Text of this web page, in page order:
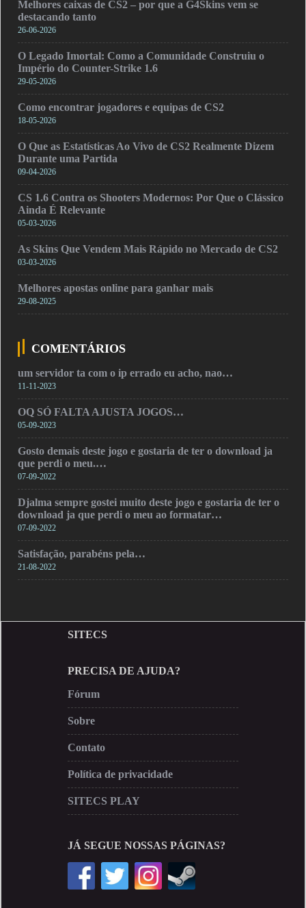
Melhores caixas de CS2 – por que a G4Skins vem se
destacando tanto
26-06-2026
O Legado Imortal: Como a Comunidade Construiu o
Império do Counter-Strike 1.6
29-05-2026
Como encontrar jogadores e equipas de CS2
18-05-2026
O Que as Estatísticas Ao Vivo de CS2 Realmente Dizem
Durante uma Partida
09-04-2026
CS 1.6 Contra os Shooters Modernos: Por Que o Clássico
Ainda É Relevante
05-03-2026
As Skins Que Vendem Mais Rápido no Mercado de CS2
03-03-2026
Melhores apostas online para ganhar mais
29-08-2025
COMENTÁRIOS
um servidor ta com o ip errado eu acho, nao…
11-11-2023
OQ SÓ FALTA AJUSTA JOGOS…
05-09-2023
Gosto demais deste jogo e gostaria de ter o download ja
que perdi o meu.…
07-09-2022
Djalma sempre gostei muito deste jogo e gostaria de ter o
download ja que perdi o meu ao formatar…
07-09-2022
Satisfação, parabéns pela…
21-08-2022
SITECS
PRECISA DE AJUDA?
Fórum
Sobre
Contato
Política de privacidade
SITECS PLAY
JÁ SEGUE NOSSAS PÁGINAS?